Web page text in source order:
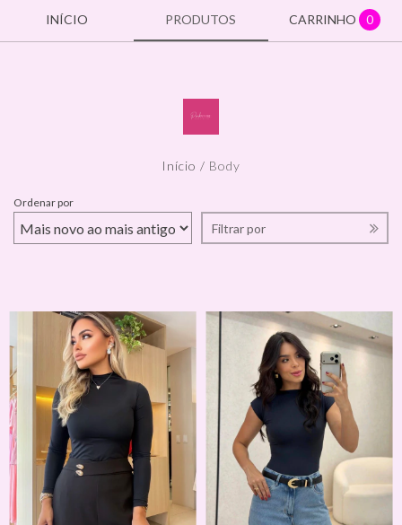
INÍCIO PRODUTOS CARRINHO 0
Início / Body
Ordenar por
Filtrar por